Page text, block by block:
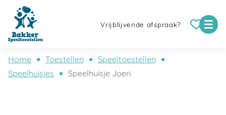
Vrijblijvende afspraak?
Home Toestellen
Speeltoestellen
Speelhuisjes
Speelhuisje Joeri